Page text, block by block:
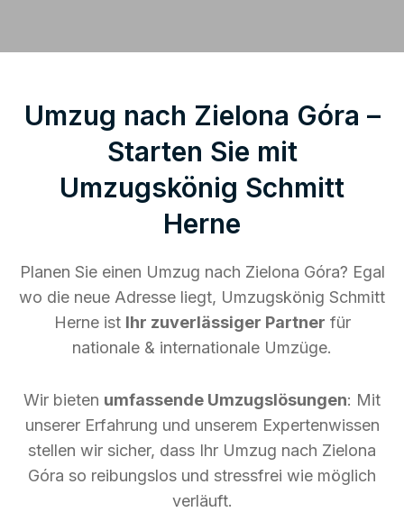
Umzug nach Zielona Góra –
Starten Sie mit
Umzugskönig Schmitt
Herne
Planen Sie einen Umzug nach Zielona Góra? Egal
wo die neue Adresse liegt, Umzugskönig Schmitt
Herne ist Ihr zuverlässiger Partner für
nationale & internationale Umzüge.
Wir bieten umfassende Umzugslösungen: Mit
unserer Erfahrung und unserem Expertenwissen
stellen wir sicher, dass Ihr Umzug nach Zielona
Góra so reibungslos und stressfrei wie möglich
verläuft.